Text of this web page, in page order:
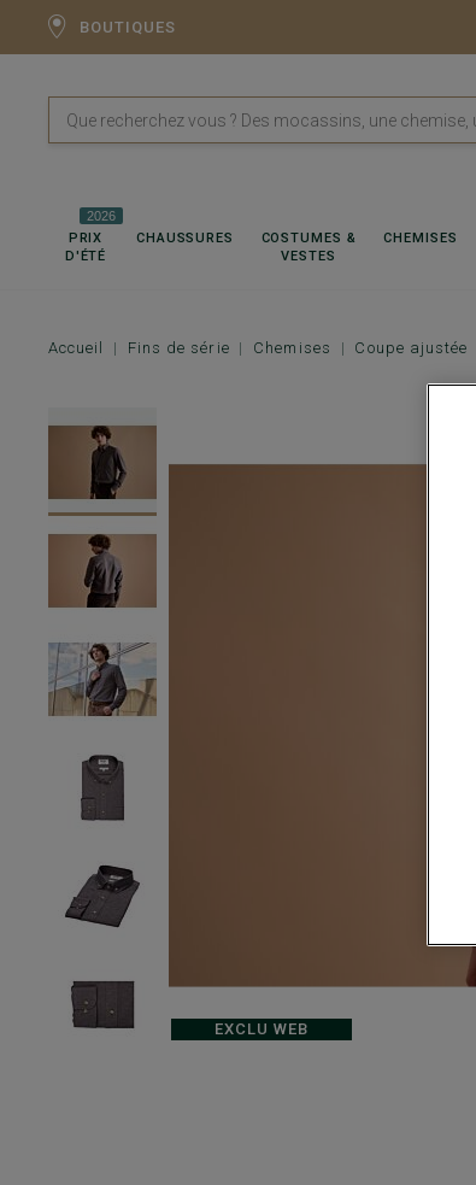
BOUTIQUES
PRIX
D'ÉTÉ
2026
CHAUSSURES
COSTUMES &
VESTES
CHEMISES
Accueil Fins de série Chemises Coupe ajustée
EXCLU WEB